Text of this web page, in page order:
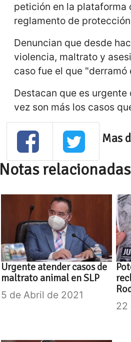
petición en la plataforma
reglamento de
Denuncian que desde
violencia, maltrato y
caso fue el que "derramó
Destacan que es
vez son más los casos
Mas
Notas relacionadas
Urgente atender casos de
maltrato animal en SLP
5 de Abril de 2021
22